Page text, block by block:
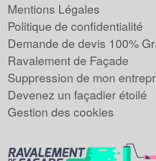
Mentions Légales
Politique de confidentialité
Demande de devis 100%
Ravalement de Façade
Suppression de mon
Devenez un façadier étoilé
Gestion des cookies